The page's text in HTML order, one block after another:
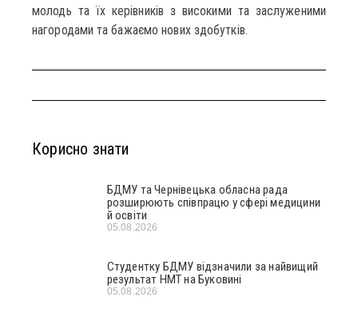
молодь та їх керівників з високими та заслуженими
нагородами та бажаємо нових здобутків.
Корисно знати
БДМУ та Чернівецька обласна рада
розширюють співпрацю у сфері медицини
й освіти
05.08.2026
Студентку БДМУ відзначили за найвищий
результат НМТ на Буковині
05.08.2026